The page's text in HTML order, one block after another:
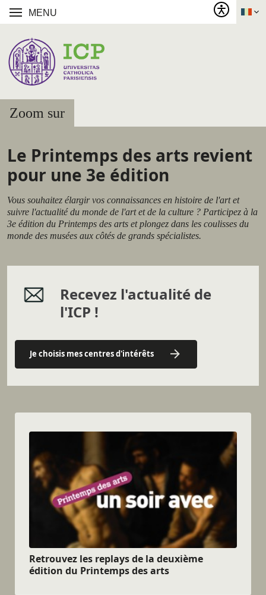
MENU
Zoom sur
Le Printemps des arts revient
pour une 3e édition
Vous souhaitez élargir vos connaissances en histoire de l'art et
suivre l'actualité du monde de l'art et de la culture ? Participez à la
3e édition du Printemps des arts et plongez dans les coulisses du
monde des musées aux côtés de grands spécialistes.
Recevez l'actualité de
l'ICP !
Je choisis mes centres d'intérêts
Retrouvez les replays de la deuxième
édition du Printemps des arts